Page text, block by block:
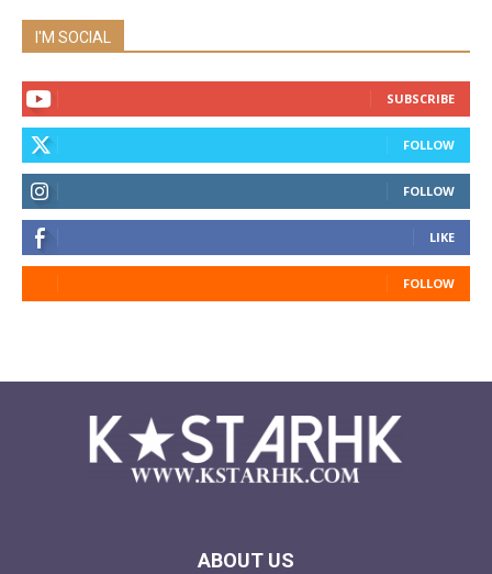
I'M SOCIAL
SUBSCRIBE
FOLLOW
FOLLOW
LIKE
FOLLOW
ABOUT US